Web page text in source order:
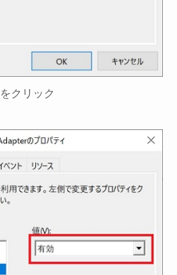
をクリック